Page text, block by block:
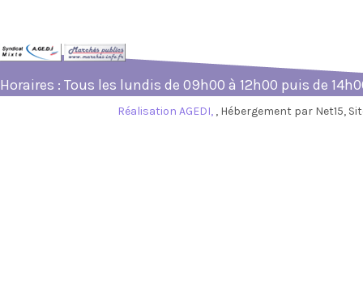
Horaires : Tous les lundis de 09h00 à 12h00 puis de
Réalisation AGEDI, , Hébergement par Net15,